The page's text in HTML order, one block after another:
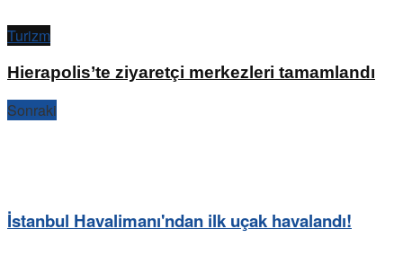
Turizm
Hierapolis’te ziyaretçi merkezleri tamamlandı
Sonraki
İstanbul Havalimanı'ndan ilk uçak havalandı!